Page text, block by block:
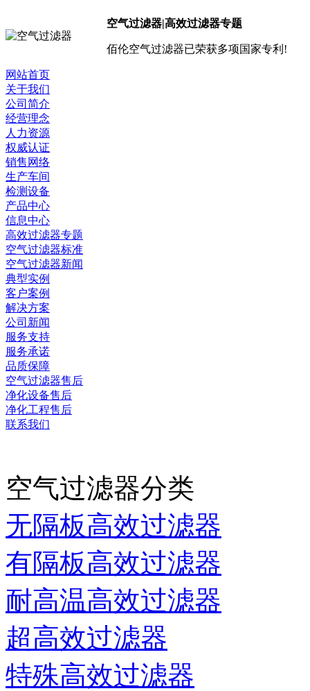
空气过滤器|高效过滤器专题
佰伦空气过滤器已荣获多项国家专利!
网站首页
关于我们
公司简介
经营理念
人力资源
权威认证
销售网络
生产车间
检测设备
产品中心
信息中心
高效过滤器专题
空气过滤器标准
空气过滤器新闻
典型实例
客户案例
解决方案
公司新闻
服务支持
服务承诺
品质保障
空气过滤器售后
净化设备售后
净化工程售后
联系我们
空气过滤器分类
无隔板高效过滤器
有隔板高效过滤器
耐高温高效过滤器
超高效过滤器
特殊高效过滤器